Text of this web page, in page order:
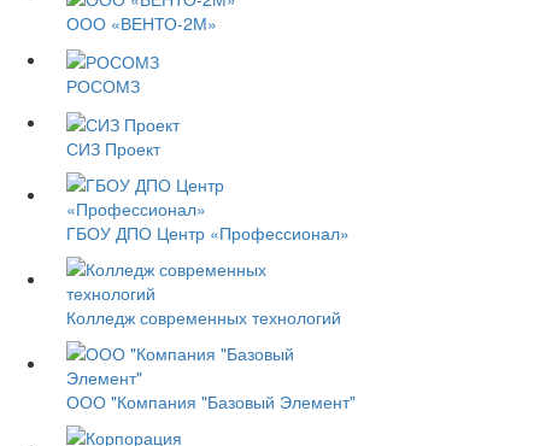
ООО «ВЕНТО-2М»
РОСОМЗ
СИЗ Проект
ГБОУ ДПО Центр «Профессионал»
Колледж современных технологий
ООО "Компания "Базовый Элемент"